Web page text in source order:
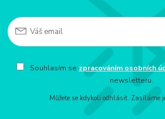
Souhlasím se zpracováním osobních
newsletteru.
Můžete se kdykoli odhlásit. Zasíláme